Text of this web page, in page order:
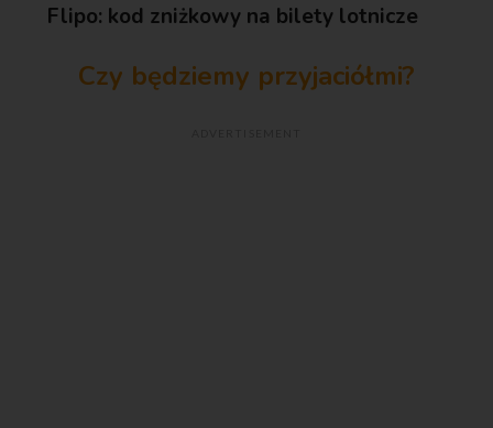
Flipo: kod zniżkowy na bilety lotnicze
Czy będziemy przyjaciółmi?